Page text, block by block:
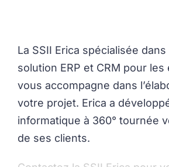
La SSII Erica spécialisée
solution ERP et CRM pour
vous accompagne dans
votre projet. Erica a
informatique à 360° tournée
de ses clients.